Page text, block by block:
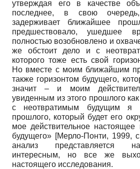
утверждая его в качестве
последнее, в свою
задерживает ближайшее
предшествовало, ушедшее
полностью возобновлено и
же обстоит дело и с
которого тоже есть свой
Но вместе с моим ближайшим
также горизонтом будущего,
значит – и моим
увиденным из этого прошлого
с неотвратимым будущим я
прошлого, который будет его
мое действительное настоящее
будущего» [Мерло-Понти, 1999,
анализ представляется
интересным, но все же
настоящего исследования.